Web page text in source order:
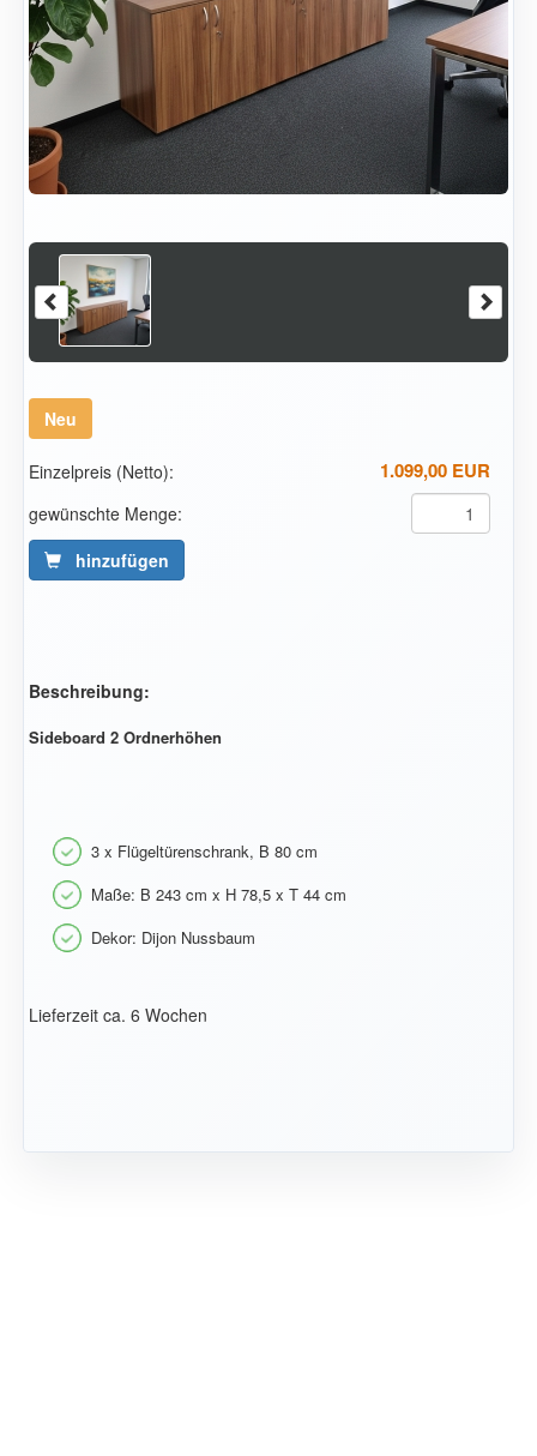
Neu
Einzelpreis (Netto): 1.099,00 EUR
gewünschte Menge:
hinzufügen
Beschreibung:
Sideboard 2 Ordnerhöhen
3 x Flügeltürenschrank, B 80 cm
Maße: B 243 cm x H 78,5 x T 44 cm
Dekor: Dijon Nussbaum
Lieferzeit ca. 6 Wochen